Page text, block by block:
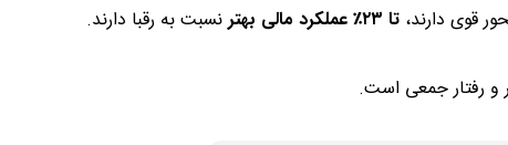
تا ۲۳٪ عملکرد مالی بهتر نسبت به رقبا دارند.
و رفتار جمعی است.